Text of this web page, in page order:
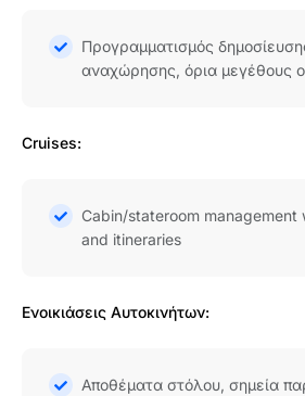
Προγραμματισμός
αναχώρησης, όρια μεγέθους
Cruises:
Cabin/stateroom management
and itineraries
Ενοικιάσεις Αυτοκινήτων:
Αποθέματα στόλου, σημεία